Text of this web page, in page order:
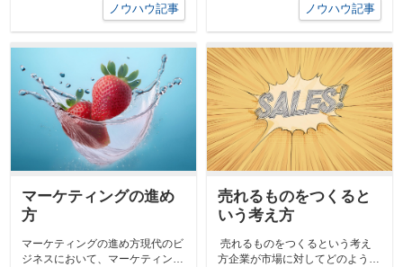
ノウハウ記事
ノウハウ記事
マーケティングの進め
方
マーケティングの進め方現代のビ
ジネスにおいて、マーケティング
売れるものをつくると
いう考え方
売れるものをつくるという考え
方企業が市場に対してどのように